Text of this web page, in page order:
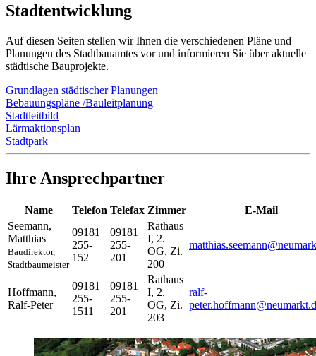
Stadtentwicklung
Auf diesen Seiten stellen wir Ihnen die verschiedenen Pläne und
Planungen des Stadtbauamtes vor und informieren Sie über aktuelle
städtische Bauprojekte.
Grundlagen städtischer Planungen
Bebauungspläne /Bauleitplanung
Stadtleitbild
Lärmaktionsplan
Stadtpark
Ihre Ansprechpartner
Name Telefon Telefax Zimmer
E-Mail
Seemann,
Matthias
Baudirektor,
Stadtbaumeister
09181
255-
152
09181
255-
201
Rathaus
I, 2.
OG, Zi.
200
Hoffmann,
Ralf-Peter
09181
255-
1511
09181
255-
201
Rathaus
I, 2.
OG, Zi.
203
ralf-